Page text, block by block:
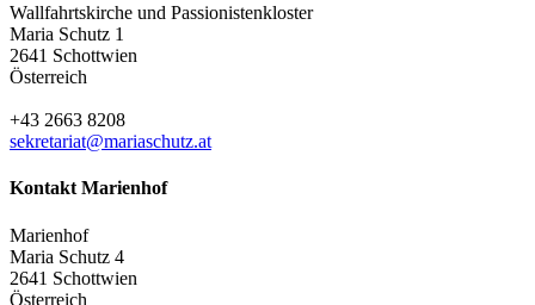
Wallfahrtskirche und Passionistenkloster
Maria Schutz 1
2641 Schottwien
Österreich
+43 2663 8208
sekretariat@mariaschutz.at
Kontakt Marienhof
Marienhof
Maria Schutz 4
2641 Schottwien
Österreich